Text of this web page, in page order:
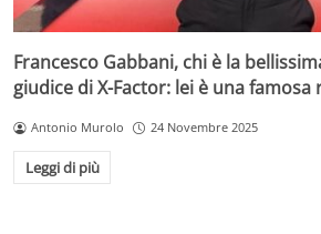
Francesco Gabbani, chi è la
giudice di X-Factor: lei è una famosa
Antonio Murolo 24 Novembre 2025
Leggi di più